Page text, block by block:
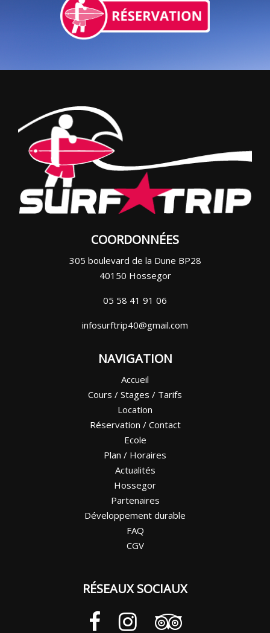
COORDONNÉES
305 boulevard de la Dune BP28
40150 Hossegor
05 58 41 91 06
infosurftrip40@gmail.com
NAVIGATION
Accueil
Cours / Stages / Tarifs
Location
Réservation / Contact
Ecole
Plan / Horaires
Actualités
Hossegor
Partenaires
Développement durable
FAQ
CGV
RÉSEAUX SOCIAUX